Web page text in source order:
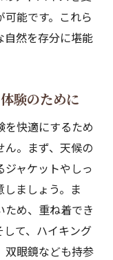
能です。これら
自然を存分に堪能
験のために
快適にするため
ん。まず、天候の
ャケットやしっ
ましょう。ま
ため、重ね着でき
て、ハイキング
双眼鏡なども持参